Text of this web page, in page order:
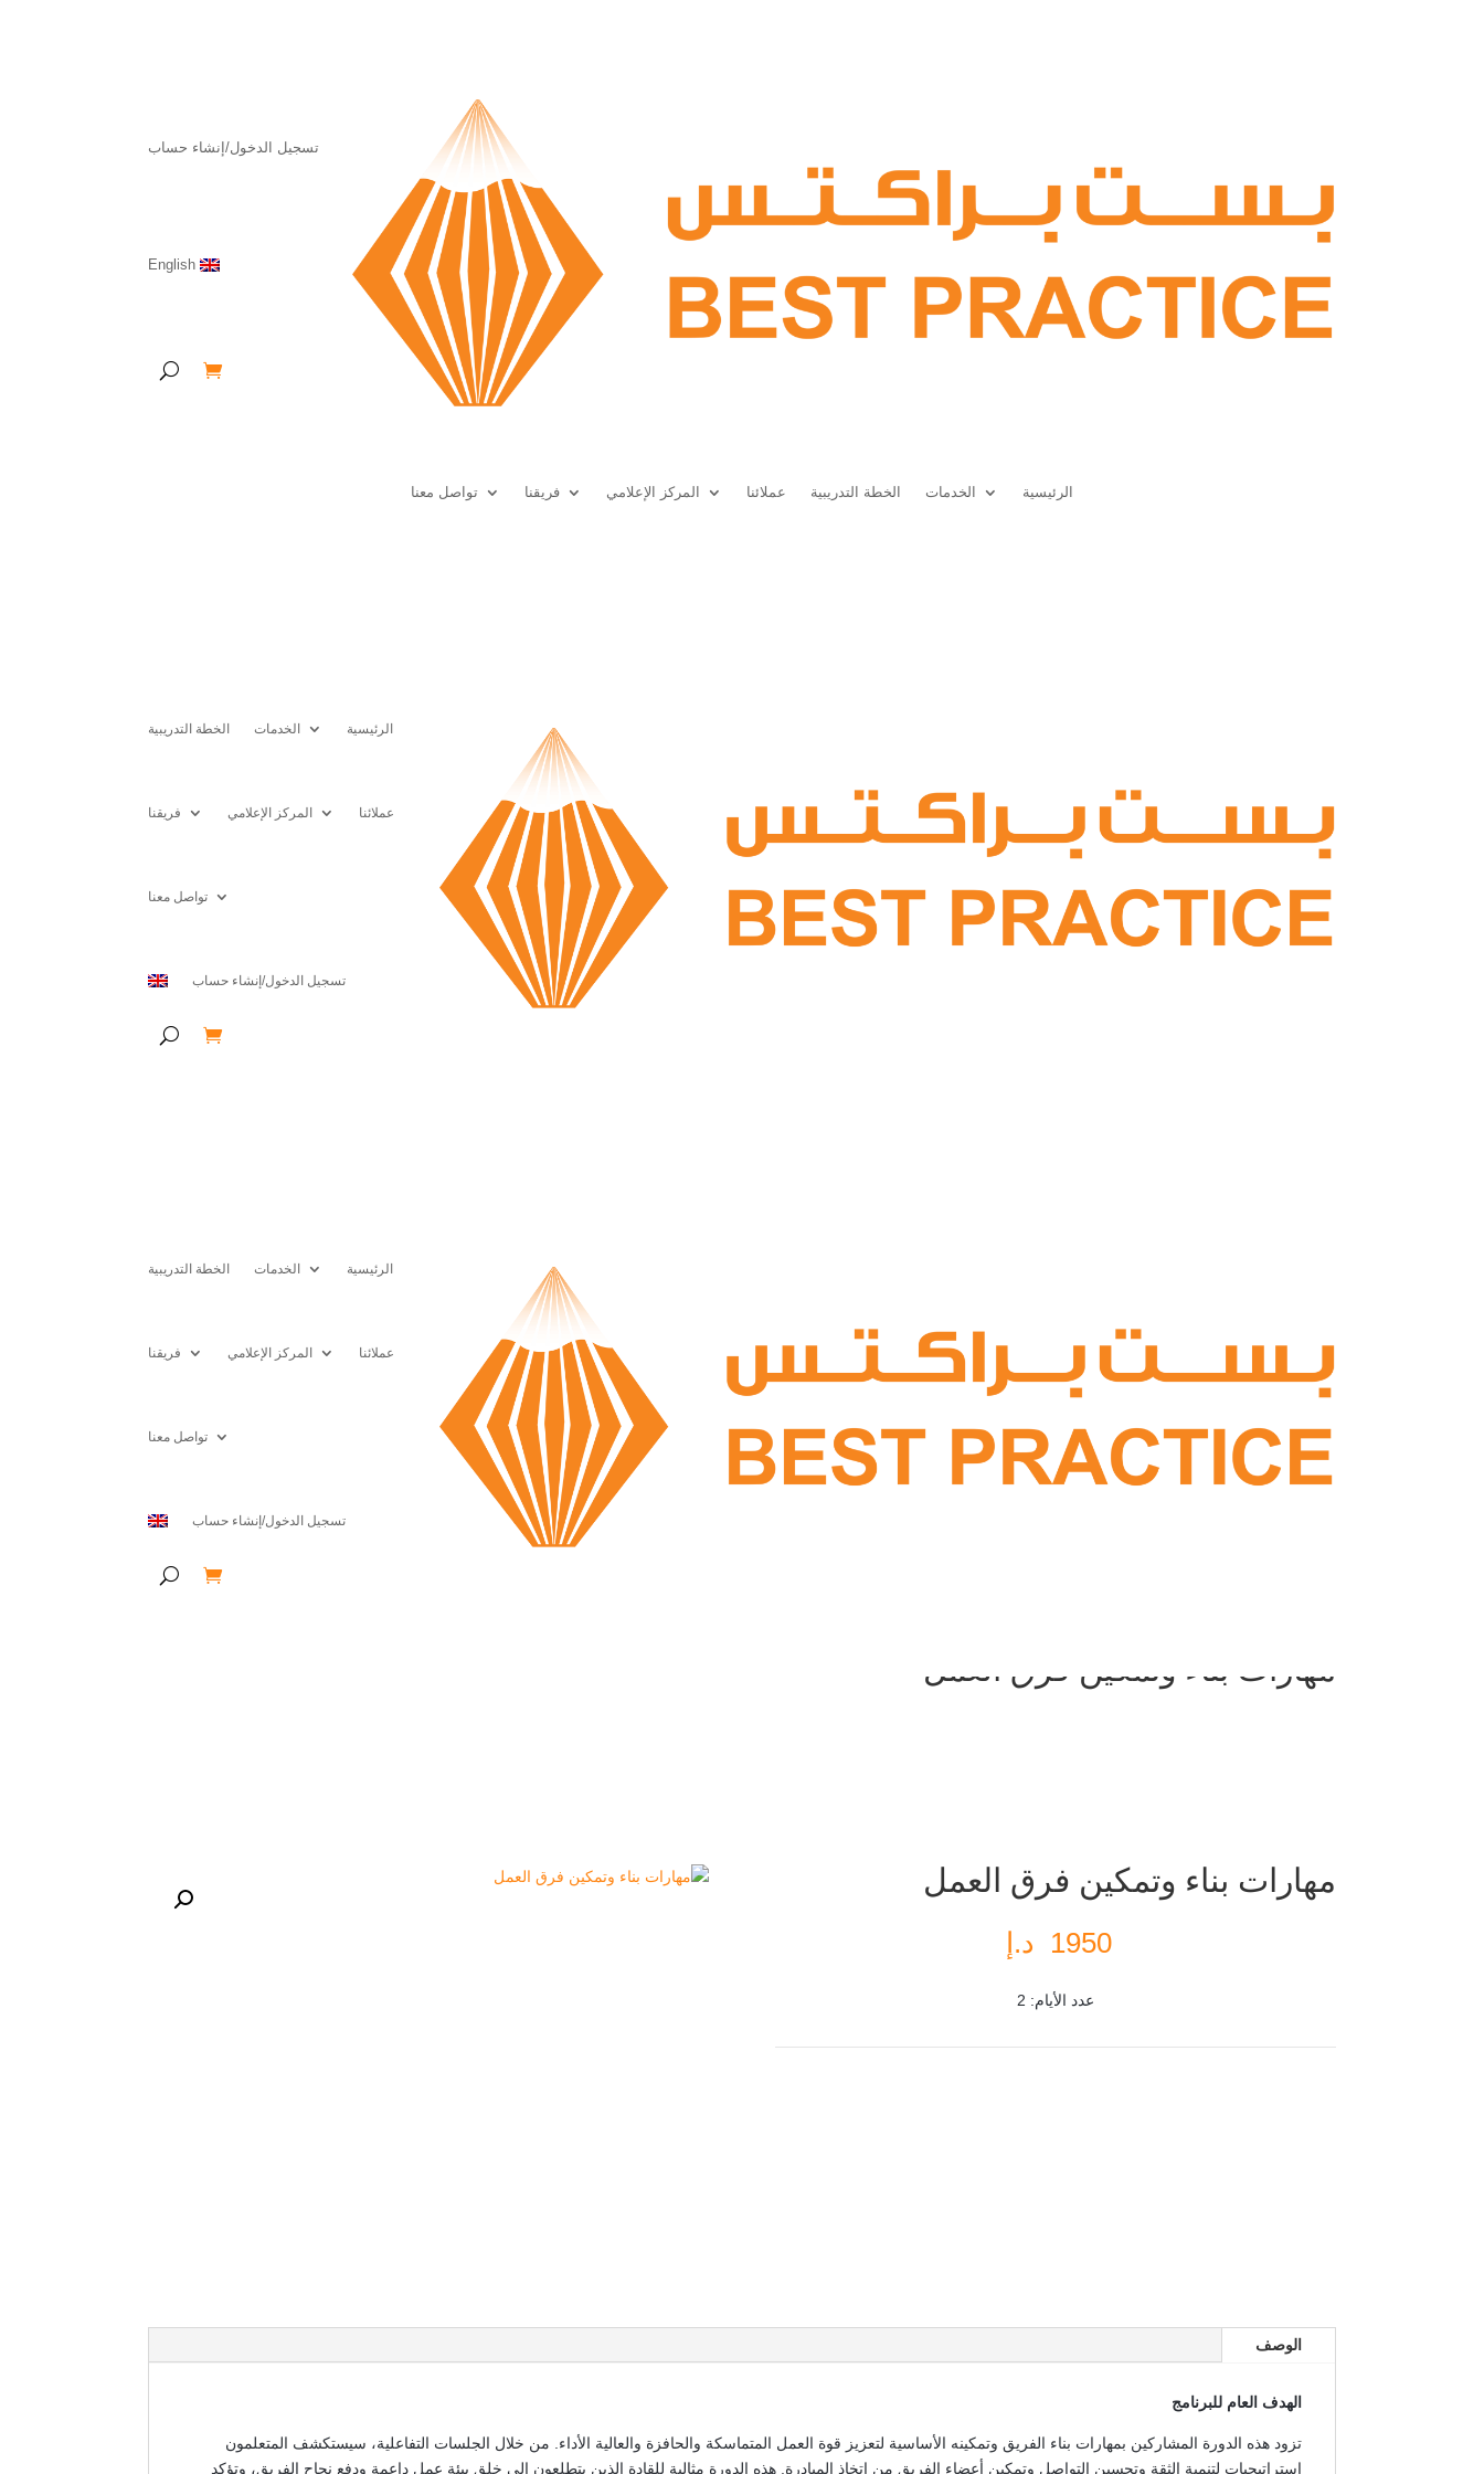
تسجيل الدخول/إنشاء حساب
English
الرئيسية الخدمات الخطة التدريبية عملائنا المركز الإعلامي فريقنا تواصل معنا
الرئيسية الخدمات الخطة التدريبية
عملائنا المركز الإعلامي فريقنا
تواصل معنا
تسجيل الدخول/إنشاء حساب
الرئيسية الخدمات الخطة التدريبية
عملائنا المركز الإعلامي فريقنا
تواصل معنا
تسجيل الدخول/إنشاء حساب
مهارات بناء وتمكين فرق العمل
مهارات بناء وتمكين فرق العمل
1950 د.إ
عدد الأيام: 2
الوصف
الهدف العام للبرنامج
تزود هذه الدورة المشاركين بمهارات بناء الفريق وتمكينه الأساسية لتعزيز قوة العمل المتماسكة والحافزة والعالية الأداء. من خلال الجلسات التفاعلية، سيستكشف المتعلمون
استراتيجيات لتنمية الثقة وتحسين التواصل وتمكين أعضاء الفريق من اتخاذ المبادرة. هذه الدورة مثالية للقادة الذين يتطلعون إلى خلق بيئة عمل داعمة ودفع نجاح الفريق، وتؤكد